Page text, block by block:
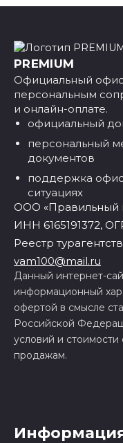
PREMIUM
Официальный
персональным
и онлайн-оплате.
официальный
персональный
документов
поддержка
ситуациях
ООО «Правильный
ИНН 6165191372,
Реестр
vam100@mail.ru
Данный интернет-
информационный
офертой в смысле
Российской
условий и
продажам.